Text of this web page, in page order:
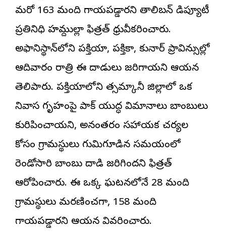
మరో 163 మంది గాయపడ్డారని తాలిబన్ డిప్యూటీ
ప్రతినిధి హమ్దుల్లా ఫిత్రత్ ధ్రువీకరించారు.
అఫ్గానిస్థాన్‌లోని పక్తియా, పక్తికా, కునార్ ప్రావిన్సుల్లో
ఆదివారం రాత్రి ఈ దాడులు జరిగాయని ఆయన
తెలిపారు. పక్తియాలోని త్సమ్కానీ జిల్లాలో ఒక
నివాస గృహంపై పాక్ యుద్ధ విమానాలు బాంబులు
కురిపించాయని, అనంతరం సహాయక చర్యల
కోసం గ్రామస్థులు గుమిగూడిన సమయంలో
రెండోసారి బాంబు దాడి జరిగిందని ఫిత్రత్
ఆరోపించారు. ఈ ఒక్క ఘటనలోనే 28 మంది
గ్రామస్థులు మరణించగా, 158 మంది
గాయపడ్డారని ఆయన వివరించారు.